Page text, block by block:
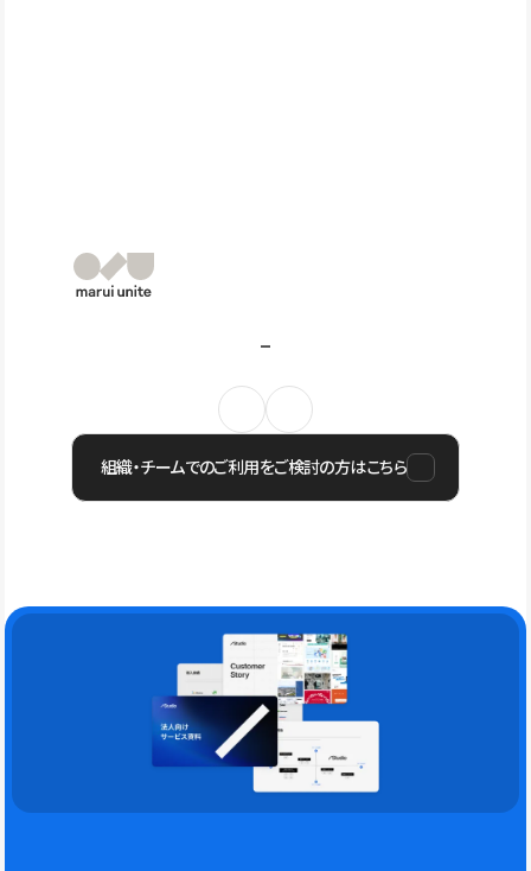
組織・チームでのご利用をご検討の方はこちら